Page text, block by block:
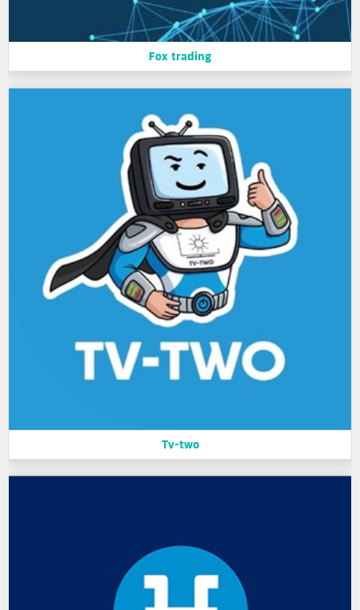
Fox trading
Tv-two